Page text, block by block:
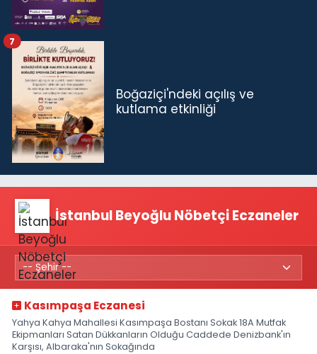
Boğaziçi'ndeki açılış ve
kutlama etkinliği
7
İstanbul Beyoğlu Nöbetçi Eczaneler
Kasımpaşa Eczanesi
Yahya Kahya Mahallesi Kasımpaşa Bostanı Sokak 18A Mutfak
Ekipmanları Satan Dükkanların Olduğu Caddede Denizbank'ın
Karşısı, Albaraka'nın Sokağında